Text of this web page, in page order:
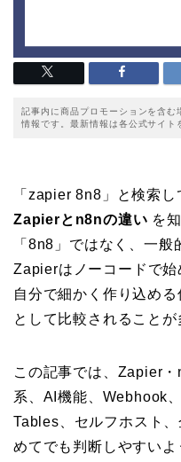
記事内に商品プロモーションを含
情報です。最新情報は各公式サイト
「zapier 8n8」と検索
Zapierとn8nの違い を
「8n8」ではなく、一般
Zapierはノーコードで
自分で細かく作り込め
として比較されることが
この記事では、Zapier
系、AI機能、Webhook
Tables、セルフホスト
めてでも判断しやすい